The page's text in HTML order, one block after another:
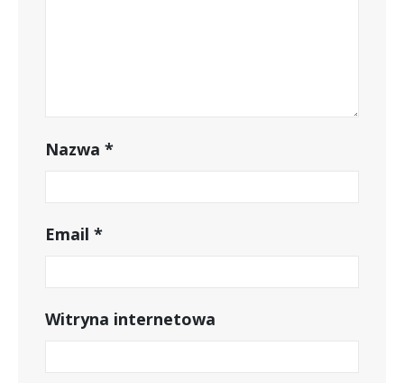
Nazwa *
Email *
Witryna internetowa